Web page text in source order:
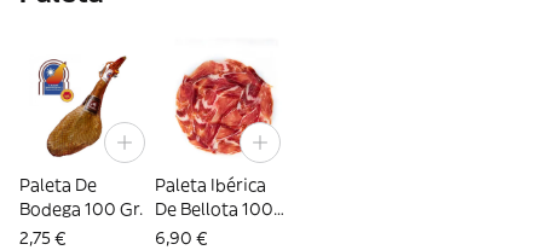
Paleta De
Bodega 100 Gr.
2,75 €
Paleta Ibérica
De Bellota 100
Gr.
6,90 €